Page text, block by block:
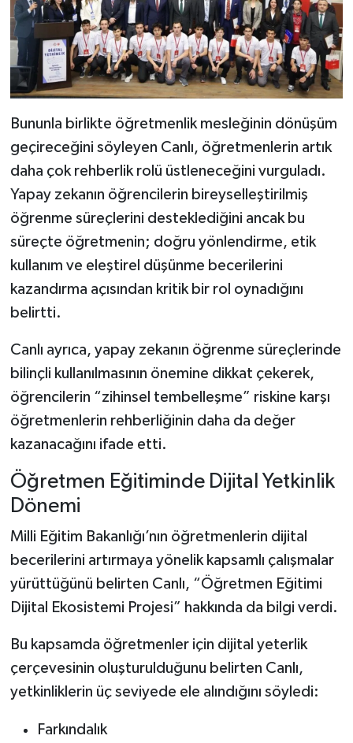
Bununla birlikte öğretmenlik mesleğinin dönüşüm
geçireceğini söyleyen Canlı, öğretmenlerin artık
daha çok rehberlik rolü üstleneceğini vurguladı.
Yapay zekanın öğrencilerin bireyselleştirilmiş
öğrenme süreçlerini desteklediğini ancak bu
süreçte öğretmenin; doğru yönlendirme, etik
kullanım ve eleştirel düşünme becerilerini
kazandırma açısından kritik bir rol oynadığını
belirtti.
Canlı ayrıca, yapay zekanın öğrenme süreçlerinde
bilinçli kullanılmasının önemine dikkat çekerek,
öğrencilerin “zihinsel tembelleşme” riskine karşı
öğretmenlerin rehberliğinin daha da değer
kazanacağını ifade etti.
Öğretmen Eğitiminde Dijital Yetkinlik
Dönemi
Milli Eğitim Bakanlığı’nın öğretmenlerin dijital
becerilerini artırmaya yönelik kapsamlı çalışmalar
yürüttüğünü belirten Canlı, “Öğretmen Eğitimi
Dijital Ekosistemi Projesi” hakkında da bilgi verdi.
Bu kapsamda öğretmenler için dijital yeterlik
çerçevesinin oluşturulduğunu belirten Canlı,
yetkinliklerin üç seviyede ele alındığını söyledi:
Farkındalık